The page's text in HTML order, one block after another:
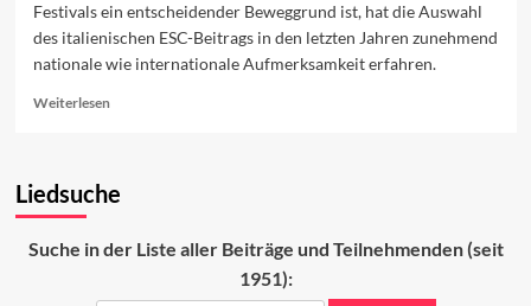
Festivals ein entscheidender Beweggrund ist, hat die Auswahl
des italienischen ESC-Beitrags in den letzten Jahren zunehmend
nationale wie internationale Aufmerksamkeit erfahren.
WeiterlesenRead
für
Liedsuche
Suche in der Liste aller Beiträge und Teilnehmenden (seit
1951):